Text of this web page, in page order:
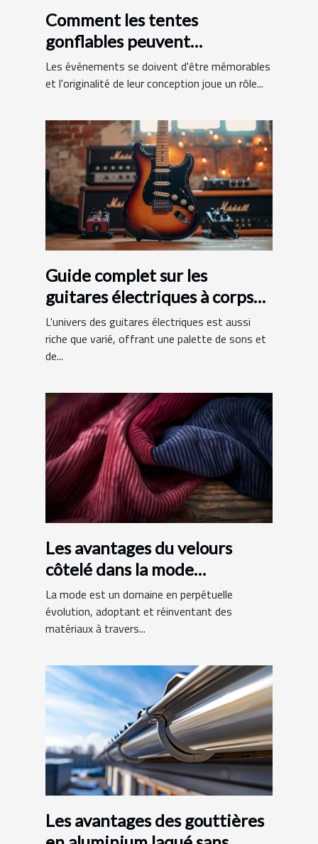
Comment les tentes
gonflables peuvent
dynamiser vos événements
Les événements se doivent d'être mémorables
et l'originalité de leur conception joue un rôle...
Guide complet sur les
guitares électriques à corps
en aulne et manche en érable
L'univers des guitares électriques est aussi
riche que varié, offrant une palette de sons et
de...
Les avantages du velours
côtelé dans la mode
contemporaine
La mode est un domaine en perpétuelle
évolution, adoptant et réinventant des
matériaux à travers...
Les avantages des gouttières